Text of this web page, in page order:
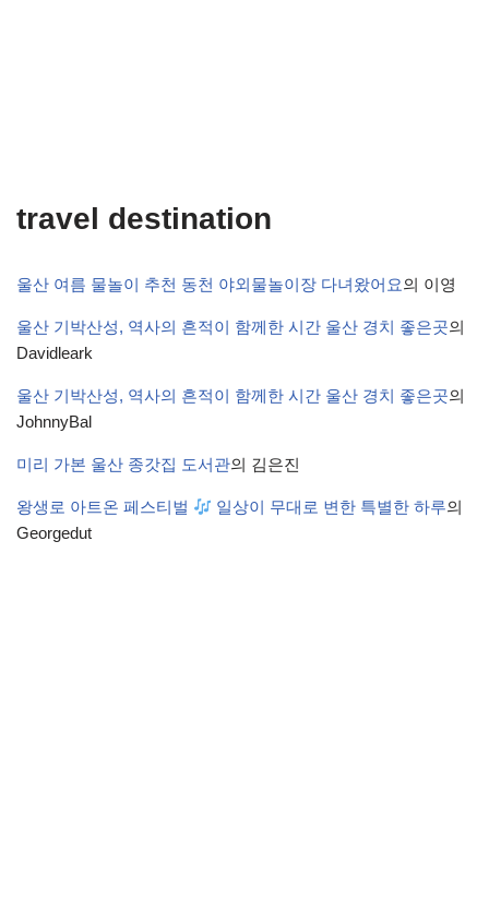
travel destination
울산 여름 물놀이 추천 동천 야외물놀이장 다녀왔어요의 이영
울산 기박산성, 역사의 흔적이 함께한 시간 울산 경치 좋은곳의
Davidleark
울산 기박산성, 역사의 흔적이 함께한 시간 울산 경치 좋은곳의
JohnnyBal
미리 가본 울산 종갓집 도서관의 김은진
왕생로 아트온 페스티벌 일상이 무대로 변한 특별한 하루의
Georgedut